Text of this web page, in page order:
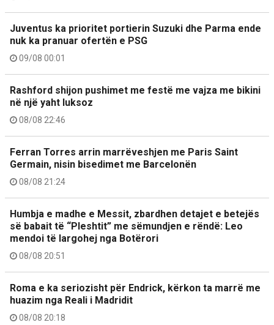
Juventus ka prioritet portierin Suzuki dhe Parma ende
nuk ka pranuar ofertën e PSG
09/08 00:01
Rashford shijon pushimet me festë me vajza me bikini
në një yaht luksoz
08/08 22:46
Ferran Torres arrin marrëveshjen me Paris Saint
Germain, nisin bisedimet me Barcelonën
08/08 21:24
Humbja e madhe e Messit, zbardhen detajet e betejës
së babait të “Pleshtit” me sëmundjen e rëndë: Leo
mendoi të largohej nga Botërori
08/08 20:51
Roma e ka seriozisht për Endrick, kërkon ta marrë me
huazim nga Reali i Madridit
08/08 20:18